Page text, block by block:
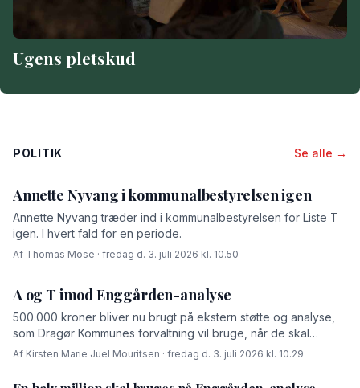
Ugens pletskud
POLITIK Se alle →
Annette Nyvang i kommunalbestyrelsen igen
Annette Nyvang træder ind i kommunalbestyrelsen for Liste T
igen. I hvert fald for en periode.
Af Thomas Mose · fredag d. 3. juli 2026 kl. 10.50
A og T imod Enggården-analyse
500.000 kroner bliver nu brugt på ekstern støtte og analyse,
som Dragør Kommunes forvaltning vil bruge, når de skal
forhandle med OK-fonden om en driftsoverenskomst for
Af Kirsten Marie Juel Mouritsen · fredag d. 3. juli 2026 kl. 10.29